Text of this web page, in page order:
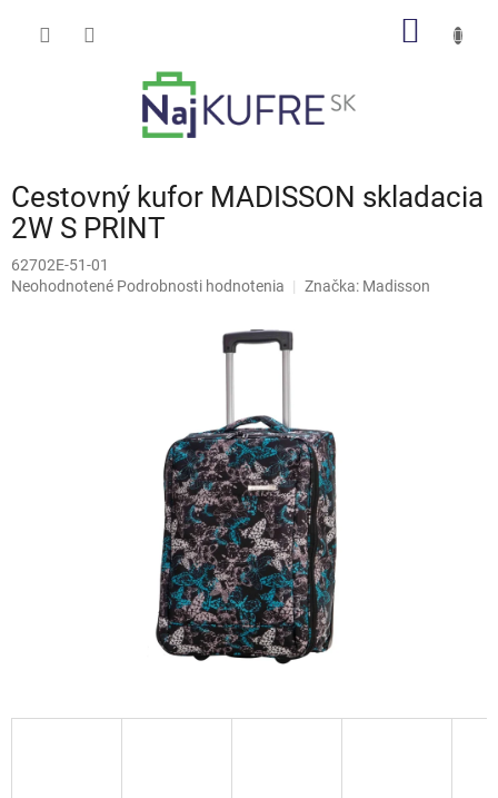
Cestovný kufor MADISSON skladacia
2W S PRINT
62702E-51-01
Priemerné
Neohodnotené Podrobnosti hodnotenia Značka: Madisson